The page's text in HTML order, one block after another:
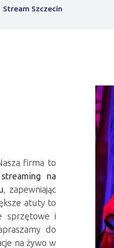
Stream Szczecin
firma to
na
, zapewniając
atuty to
sprzętowe i
do
na żywo w